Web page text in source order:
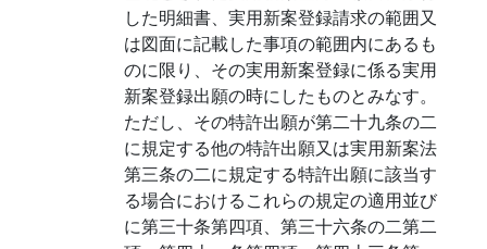
した明細書、実用新案登録請求の範囲又
は図面に記載した事項の範囲内にあるも
のに限り、その実用新案登録に係る実用
新案登録出願の時にしたものとみなす。
ただし、その特許出願が第二十九条の二
に規定する他の特許出願又は実用新案法
第三条の二に規定する特許出願に該当す
る場合におけるこれらの規定の適用並び
に第三十条第四項、第三十六条の二第二